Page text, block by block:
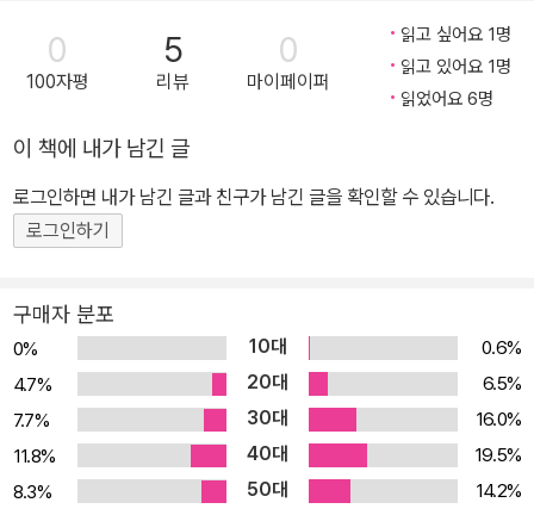
한다. 그리고 하나님의 순종 학교에 들어가, 유일한 교과서인 하나님
의 말씀을 가지고 예수 그리스도라는 교사에게서 진정한 순종을 배워
야 할 것이다. 그렇게 할 때, 순종은 더 이상 고통이 아닌 기쁨이 될 것
0
100자평
5
리뷰
0
마이페이퍼
읽고 싶어요 1명
읽고 있어요 1명
읽었어요 6명
이 책에 내가 남긴 글
로그인하면 내가 남긴 글과 친구가 남긴 글을 확인할 수 있습니다.
로그인하기
구매자 분포
0% 10대
0.6%
4.7%
20대
6.5%
7.7%
30대
16.0%
11.8%
40대
19.5%
8.3%
50대
14.2%